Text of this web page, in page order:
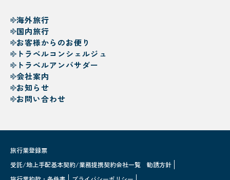
海外旅行
国内旅行
お客様からのお便り
トラベルコンシェルジュ
トラベルアンバサダー
会社案内
お知らせ
お問い合わせ
旅行業登録票
受託/地上手配基本契約/業務提携契約会社一覧
勧誘方針